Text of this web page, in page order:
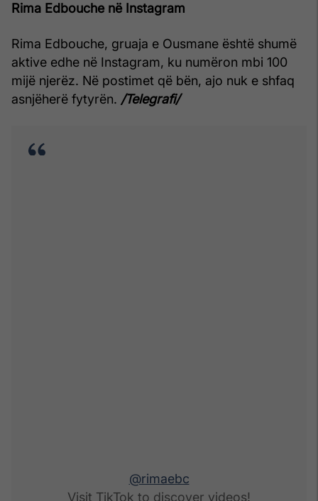
Rima Edbouche në Instagram
Rima Edbouche, gruaja e Ousmane është shumë
aktive edhe në Instagram, ku numëron mbi 100
mijë njerëz. Në postimet që bën, ajo nuk e shfaq
asnjëherë fytyrën. /Telegrafi/
@rimaebc
Visit TikTok to discover videos!